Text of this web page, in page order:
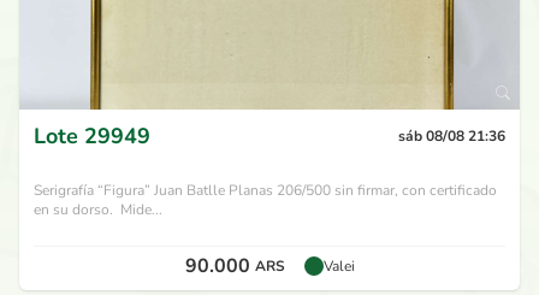
Lote 29949 sáb 08/08 21:36
Serigrafía “Figura” Juan Batlle Planas 206/500 sin firmar, con certificado
en su dorso. Mide...
90.000 ARS Valei